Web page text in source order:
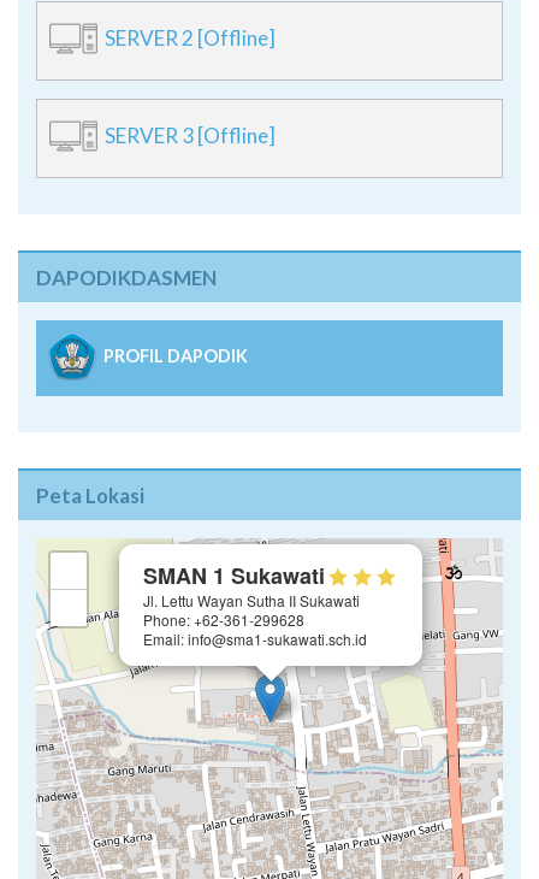
SERVER 2 [Offline]
SERVER 3 [Offline]
DAPODIKDASMEN
PROFIL DAPODIK
Peta Lokasi
SMAN 1 Sukawati
Jl. Lettu Wayan Sutha II Sukawati
Phone: +62-361-299628
Email: info@sma1-sukawati.sch.id